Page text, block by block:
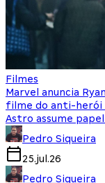
Filmes
Marvel anuncia
filme do anti-herói
Astro assume
Pedro Siqueira
25.jul.26
Pedro Siqueira